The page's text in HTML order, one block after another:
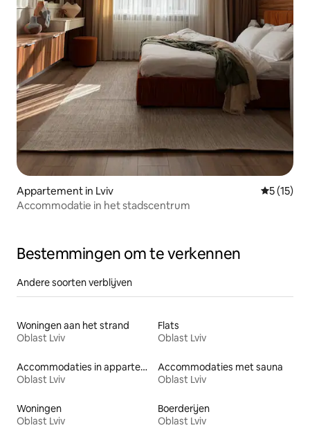
Appartement in Lviv
5 (15)
Accommodatie in het stadscentrum
Bestemmingen om te verkennen
Andere soorten verblijven
Woningen aan het strand
Oblast Lviv
Flats
Oblast Lviv
Accommodaties in appartementen met diensten
Oblast Lviv
Accommodaties met sauna
Oblast Lviv
Woningen
Oblast Lviv
Boerderijen
Oblast Lviv